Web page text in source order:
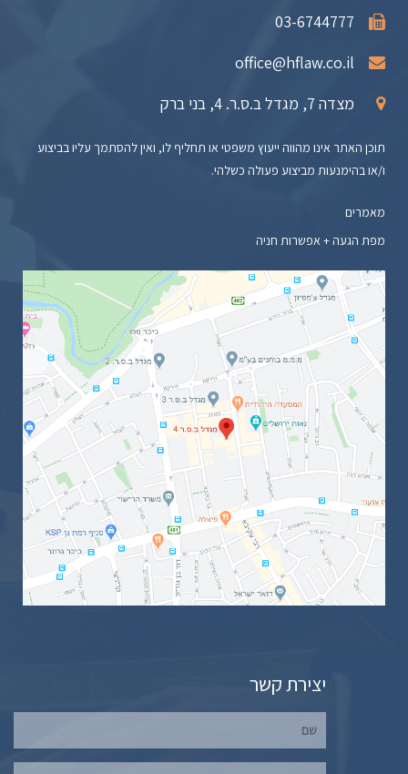
03-6744777
office@hflaw.co.il
מצדה 7, מגדל ב.ס.ר. 4, בני ברק
תוכן האתר אינו מהווה ייעוץ משפטי או תחליף לו, ואין להסתמך עליו בביצוע
ו/או בהימנעות מביצוע פעולה כשלהי.
מאמרים
מפת הגעה + אפשרות חניה
יצירת קשר